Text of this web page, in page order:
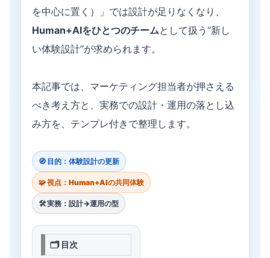
を中心に置く）」では設計が足りなくなり、
Human+AIをひとつのチームとして扱う“新し
い体験設計”が求められます。
本記事では、マーケティング担当者が押さえる
べき考え方と、実務での設計・運用の落とし込
み方を、テンプレ付きで整理します。
🧭 目的：体験設計の更新
🧩 視点：Human+AIの共同体験
🛠️ 実務：設計→運用の型
🗂 目次